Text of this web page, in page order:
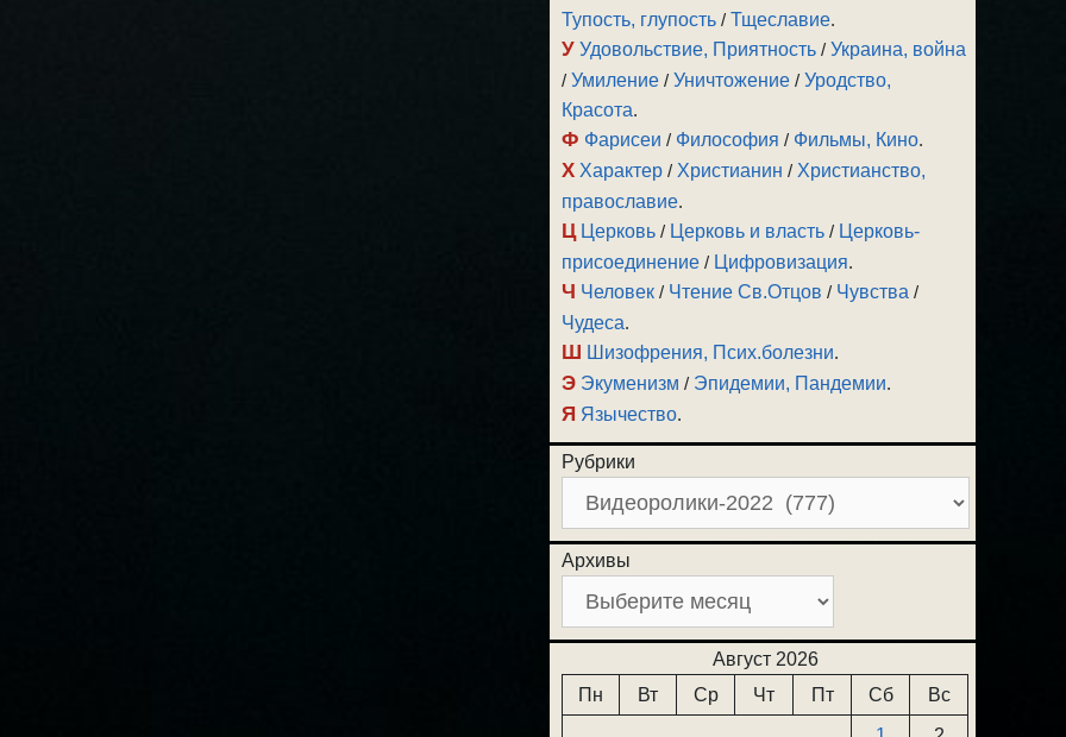
Тупость, глупость /Тщеславие.
У Удовольствие, Приятность /Украина, война
/Умиление /Уничтожение /Уродство,
Красота.
Ф Фарисеи / Философия / Фильмы, Кино.
Х Характер / Христианин / Христианство,
православие.
Ц Церковь / Церковь и власть / Церковь-
присоединение / Цифровизация.
Ч Человек / Чтение Св.Отцов / Чувства /
Чудеса.
Ш Шизофрения, Псих.болезни.
Э Экуменизм / Эпидемии, Пандемии.
Я Язычество.
Рубрики
Архивы
Август 2026
Пн
Вт Ср Чт Пт Сб
Вс